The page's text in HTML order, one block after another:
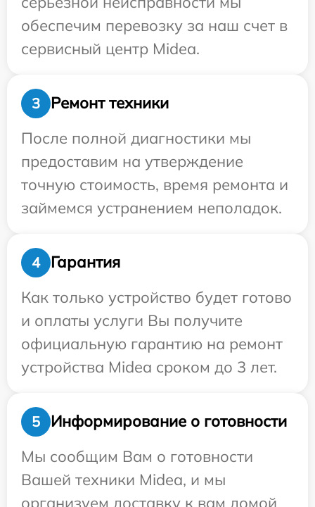
обеспечим перевозку за наш счет в
сервисный центр Midea.
3
Ремонт техники
После полной диагностики мы
предоставим на утверждение
точную стоимость, время ремонта и
займемся устранением неполадок.
4
Гарантия
Как только устройство будет готово
и оплаты услуги Вы получите
официальную гарантию на ремонт
устройства Midea сроком до 3 лет.
5
Информирование о готовности
Мы сообщим Вам о готовности
Вашей техники Midea, и мы
организуем доставку к вам домой